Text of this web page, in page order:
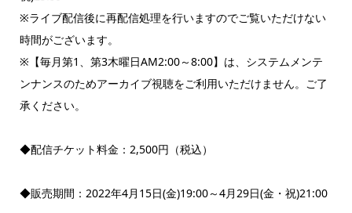
※ライブ配信後に再配信処理を行いますのでご覧いただけない
時間がございます。
※【毎月第1、第3木曜日AM2:00～8:00】は、システムメンテ
ンナンスのためアーカイブ視聴をご利用いただけません。ご了
承ください。
◆配信チケット料金：2,500円（税込）
◆販売期間：2022年4月15日(金)19:00～4月29日(金・祝)21:00